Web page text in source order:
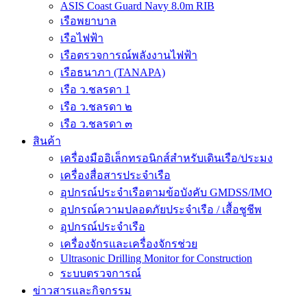
ASIS Coast Guard Navy 8.0m RIB
เรือพยาบาล
เรือไฟฟ้า
เรือตรวจการณ์พลังงานไฟฟ้า
เรือธนาภา (TANAPA)
เรือ ว.ชลรดา 1
เรือ ว.ชลรดา ๒
เรือ ว.ชลรดา ๓
สินค้า
เครื่องมืออิเล็กทรอนิกส์สำหรับเดินเรือ/ประมง
เครื่องสื่อสารประจำเรือ
อุปกรณ์ประจำเรือตามข้อบังคับ GMDSS/IMO
อุปกรณ์ความปลอดภัยประจำเรือ / เสื้อชูชีพ
อุปกรณ์ประจำเรือ
เครื่องจักรและเครื่องจักรช่วย
Ultrasonic Drilling Monitor for Construction
ระบบตรวจการณ์
ข่าวสารและกิจกรรม